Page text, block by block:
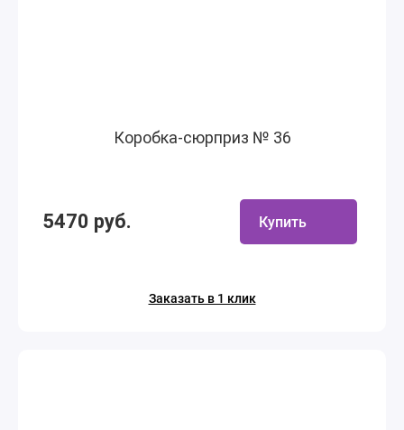
Коробка-сюрприз № 36
5470 руб. Купить
Заказать в 1 клик